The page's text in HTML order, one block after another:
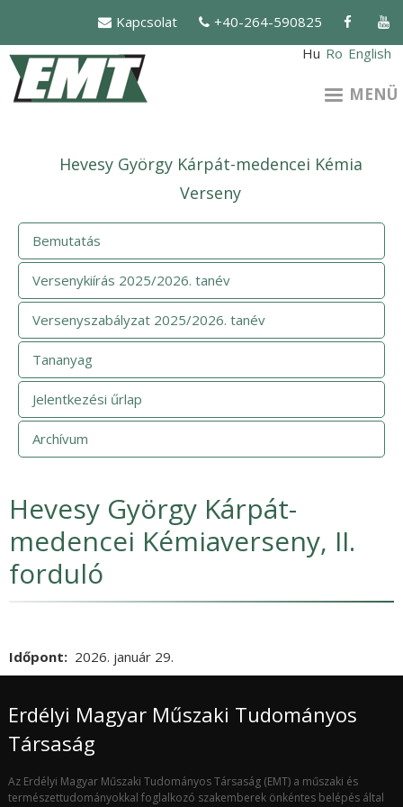
tartalomra
Kapcsolat
+40-264-590825
Hu Ro English
MENÜ
Hevesy György Kárpát-medencei Kémia
Verseny
Bemutatás
Versenykiírás 2025/2026. tanév
Versenyszabályzat 2025/2026. tanév
Tananyag
Jelentkezési űrlap
Archívum
Hevesy György Kárpát-
medencei Kémiaverseny, II.
forduló
Időpont 2026. január 29.
Erdélyi Magyar Műszaki Tudományos
Társaság
Az Erdélyi Magyar Műszaki Tudományos Társaság (EMT) a műszaki és
természettudományokkal foglalkozó szakemberek önkéntes belépés által